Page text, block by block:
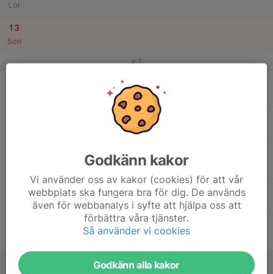
Lör
13
Sön
v.7
19
Godkänn kakor
Vi använder oss av kakor (cookies) för att vår
webbplats ska fungera bra för dig. De används
även för webbanalys i syfte att hjälpa oss att
förbättra våra tjänster.
Så använder vi cookies
Godkänn alla kakor